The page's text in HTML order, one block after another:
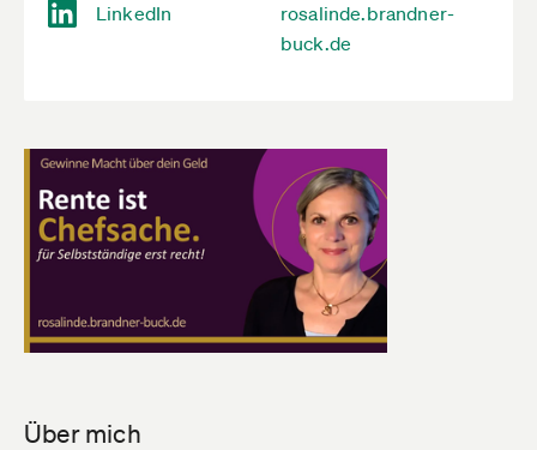
LinkedIn
rosalinde.brandner-
buck.de
Über mich